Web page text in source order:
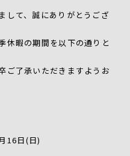
して、誠にありがとうござ
休暇の期間を以下の通りと
ご了承いただきますようお
16日(日)